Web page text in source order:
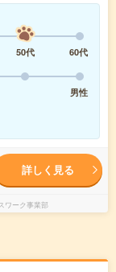
50代
60代
男性
詳しく見る
ワーク事業部